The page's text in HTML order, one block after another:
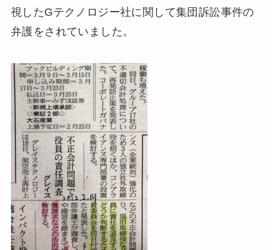
視したGテクノロジー社に関して集団訴訟事件の
弁護をされていました。